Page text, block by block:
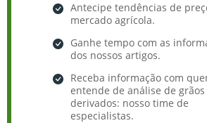
Antecipe tendências de
mercado agrícola.
Ganhe tempo com as
dos nossos artigos.
Receba informação com
entende de análise de grãos
derivados: nosso time de
especialistas.